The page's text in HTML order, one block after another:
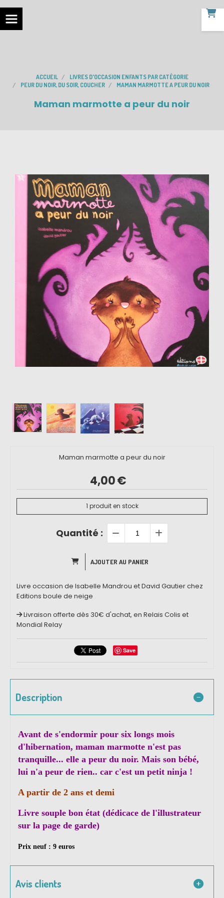
ACCUEIL
LIVRES D'OCCASION ENFANTS PAR CATÉGORIE
PEUR DU NOIR, DU SOIR, COUCHER
MAMAN MARMOTTE A PEUR DU NOIR
Maman marmotte a peur du noir
Maman marmotte a peur du noir
4,00€
1 produit en stock
Quantité :
AJOUTER AU PANIER
Livre occasion de Isabelle Mandrou et David Gautier chez
Editions boule de neige
Livraison offerte dès 30€ d'achat, en Relais Colis et
Mondial Relay
Save
Description
Avant de s'endormir pour six longs mois
d'hibernation, maman marmotte n'est pas
tranquille... elle a peur du noir. Mais son bébé,
lui n'a peur de rien.. car c'est un petit ninja !
A partir de 2 ans et demi
Livre souple bon état (dédicace de l'illustrateur
sur la page de garde)
Prix neuf : 9 euros
Avis clients